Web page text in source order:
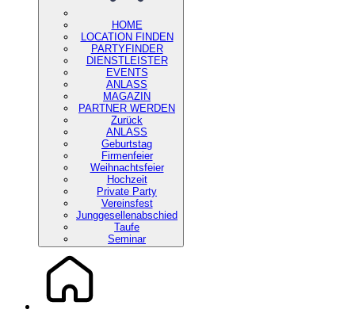
HOME
LOCATION FINDEN
PARTYFINDER
DIENSTLEISTER
EVENTS
ANLASS
MAGAZIN
PARTNER WERDEN
Zurück
ANLASS
Geburtstag
Firmenfeier
Weihnachtsfeier
Hochzeit
Private Party
Vereinsfest
Junggesellenabschied
Taufe
Seminar